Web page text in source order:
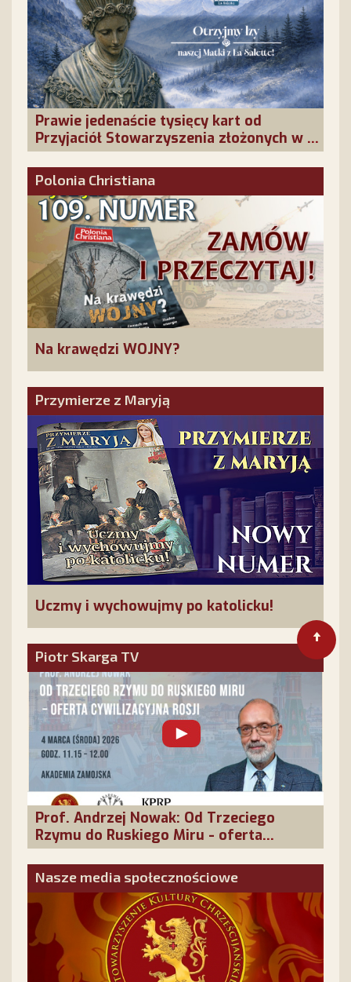
Prawie jedenaście tysięcy kart od
Przyjaciół Stowarzyszenia złożonych w La
Salette!
Polonia Christiana
Na krawędzi WOJNY?
Przymierze z Maryją
Uczmy i wychowujmy po katolicku!
Piotr Skarga TV
Prof. Andrzej Nowak: Od Trzeciego
Rzymu do Ruskiego Miru - oferta
cywilizacyjna Rosji
Nasze media społecznościowe